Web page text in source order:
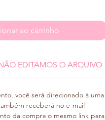
ao carrinho
EDITAMOS O ARQUIVO
você será direcionado à uma
receberá no e-mail
da compra o mesmo link para